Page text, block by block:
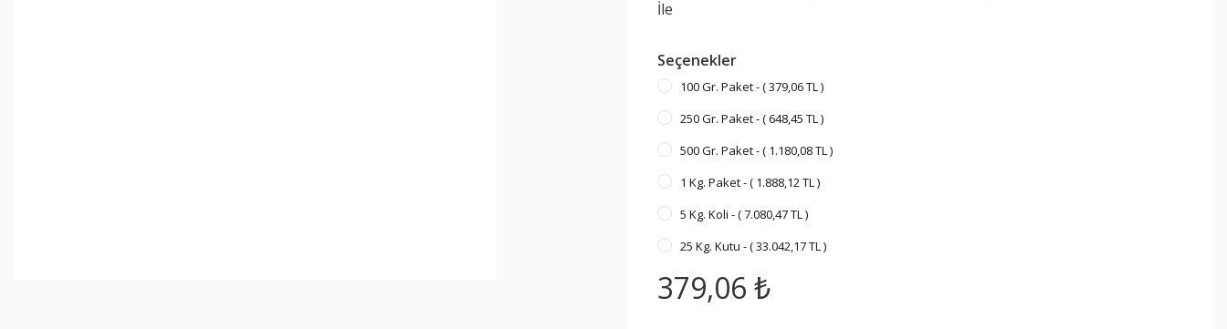
İle
Seçenekler
100 Gr. Paket - ( 379,06 TL )
250 Gr. Paket - ( 648,45 TL )
500 Gr. Paket - ( 1.180,08 TL )
1 Kg. Paket - ( 1.888,12 TL )
5 Kg. Koli - ( 7.080,47 TL )
25 Kg. Kutu - ( 33.042,17 TL )
379,06 ₺